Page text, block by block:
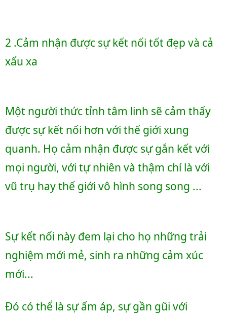
2 .Cảm nhận được sự kết nối tốt đẹp và cả
xấu xa
Một người thức tỉnh tâm linh sẽ cảm thấy
được sự kết nối hơn với thế giới xung
quanh. Họ cảm nhận được sự gắn kết với
mọi người, với tự nhiên và thậm chí là với
vũ trụ hay thế giới vô hình song song ...
Sự kết nối này đem lại cho họ những trải
nghiệm mới mẻ, sinh ra những cảm xúc
mới...
Đó có thể là sự ấm áp, sự gần gũi với